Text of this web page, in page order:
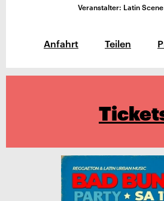
Veranstalter: Latin
Anfahrt Teilen